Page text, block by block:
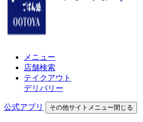
メニュー
店舗検索
テイクアウト
デリバリー
公式アプリ その他サイトメニュー閉じる